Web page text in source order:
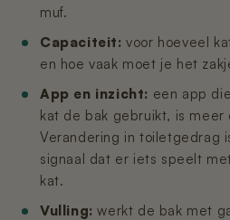
muf.
Capaciteit: voor hoeveel
en hoe vaak moet je het
App en inzicht: een app
kat de bak gebruikt, is meer
Verandering in toiletgedrag
signaal dat er iets speelt
kat.
Vulling: werkt de bak met